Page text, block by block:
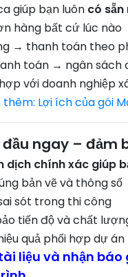
giúp bạn luôn có
hàng bất cứ lúc nào
→ thanh toán theo
toán → ngân sách
với doanh nghiệp
Lợi ích của gói
đầu ngay – đảm
dịch chính xác giúp
bản vẽ và thông số
sót trong thi công
tiến độ và chất
quả phối hợp dự án
liệu và nhận